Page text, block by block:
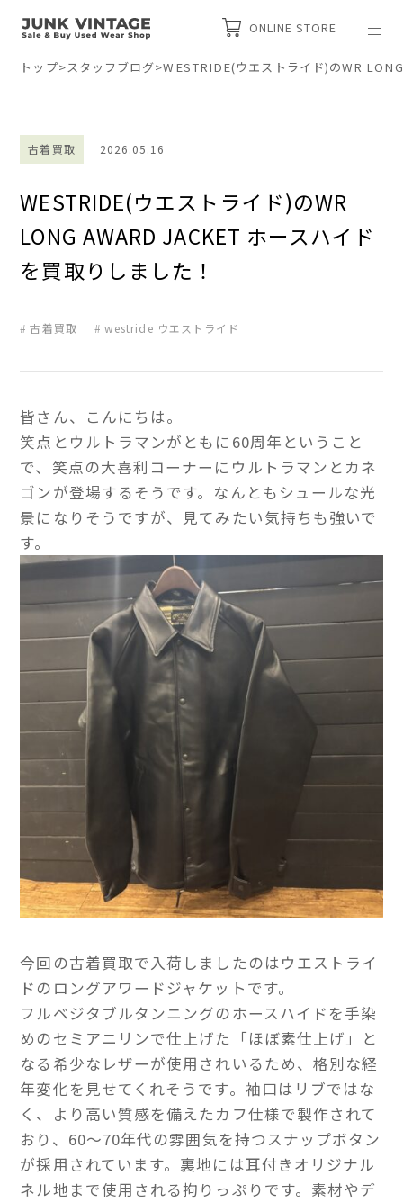
ONLINE STORE
トップ>スタッフブログ>WESTRIDE(ウエストライド)のWR
古着買取 2026.05.16
WESTRIDE(ウエストライド)のWR
LONG AWARD JACKET ホースハイド
を買取りしました！
古着買取 westride ウエストライド
皆さん、こんにちは。
笑点とウルトラマンがともに60周年ということ
で、笑点の大喜利コーナーにウルトラマンとカネ
ゴンが登場するそうです。なんともシュールな光
景になりそうですが、見てみたい気持ちも強いで
す。
今回の古着買取で入荷しましたのはウエストライ
ドのロングアワードジャケットです。
フルベジタブルタンニングのホースハイドを手染
めのセミアニリンで仕上げた「ほぼ素仕上げ」と
なる希少なレザーが使用されいるため、格別な経
年変化を見せてくれそうです。袖口はリブではな
く、より高い質感を備えたカフ仕様で製作されて
おり、60～70年代の雰囲気を持つスナップボタン
が採用されています。裏地には耳付きオリジナル
ネル地まで使用される拘りっぷりです。素材やデ